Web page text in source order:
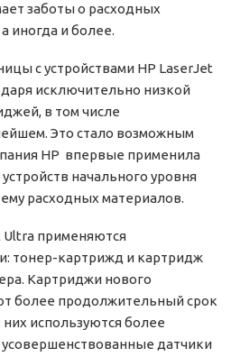
заботы о расходных
иногда и более.
с устройствами HP LaserJet
исключительно низкой
в том числе
Это стало возможным
HP впервые применила
начального уровня
расходных материалов.
Ultra применяются
тонер-картрижд и картридж
Картриджи нового
более продолжительный срок
используются более
датчики